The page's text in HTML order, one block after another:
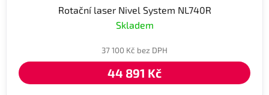
Rotační laser Nivel System NL740R
Skladem
37 100 Kč bez DPH
44 891 Kč